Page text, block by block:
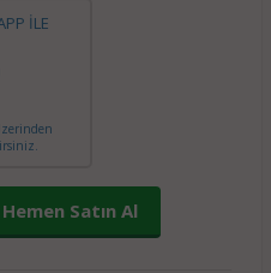
İLE
Hemen Satın Al